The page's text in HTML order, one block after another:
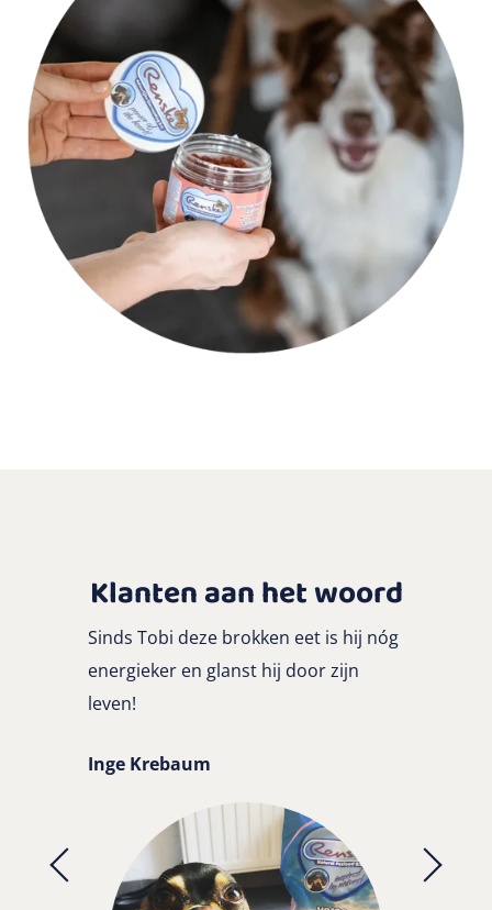
Klanten aan het woord
Sinds Tobi deze brokken eet is hij nóg
energieker en glanst hij door zijn
leven!
Inge Krebaum